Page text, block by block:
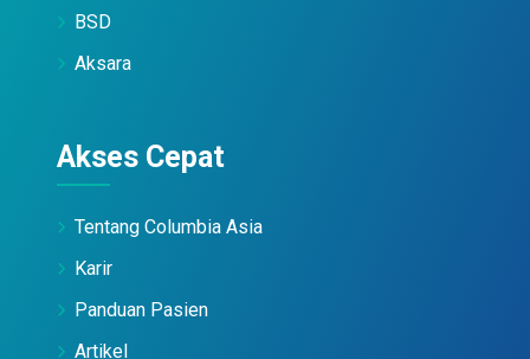
BSD
Aksara
Akses Cepat
Tentang Columbia Asia
Karir
Panduan Pasien
Artikel